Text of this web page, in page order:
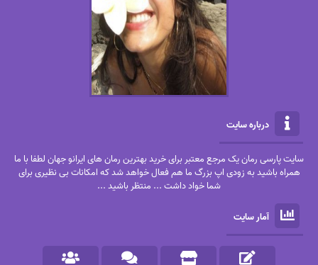
درباره سایت
سایت پارسی رمان یک مرجع معتبر برای خرید بهترین رمان های ایرانو جهان لطفا با ما
همراه باشید به زودی اپ بزرگ ما هم فعال خواهد شد که امکانات بی نظیری برای
شما خواد داشت ... منتظر باشید ...
آمار سایت